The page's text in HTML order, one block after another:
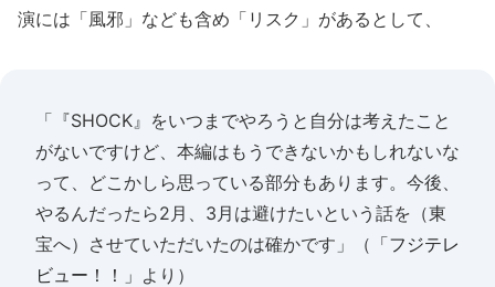
演には「風邪」なども含め「リスク」があるとして、
「『SHOCK』をいつまでやろうと自分は考えたこと
がないですけど、本編はもうできないかもしれないな
って、どこかしら思っている部分もあります。今後、
やるんだったら2月、3月は避けたいという話を（東
宝へ）させていただいたのは確かです」（ 「フジテレ
ビュー！！」 より）